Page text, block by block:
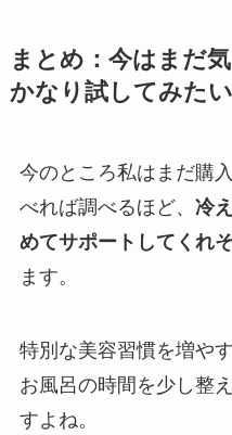
まとめ：今はまだ
かなり試してみたい
今のところ私はまだ購
べれば調べるほど、 冷
めてサポートしてくれ
ます。
特別な美容習慣を増や
お風呂の時間を少し整
すよね。